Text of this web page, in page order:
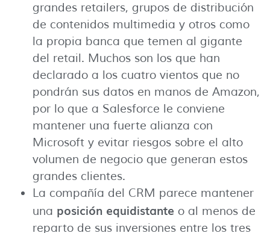
grandes retailers, grupos de distribución
de contenidos multimedia y otros como
la propia banca que temen al gigante
del retail. Muchos son los que han
declarado a los cuatro vientos que no
pondrán sus datos en manos de Amazon,
por lo que a Salesforce le conviene
mantener una fuerte alianza con
Microsoft y evitar riesgos sobre el alto
volumen de negocio que generan estos
grandes clientes.
La compañía del CRM parece mantener
una posición equidistante o al menos de
reparto de sus inversiones entre los tres